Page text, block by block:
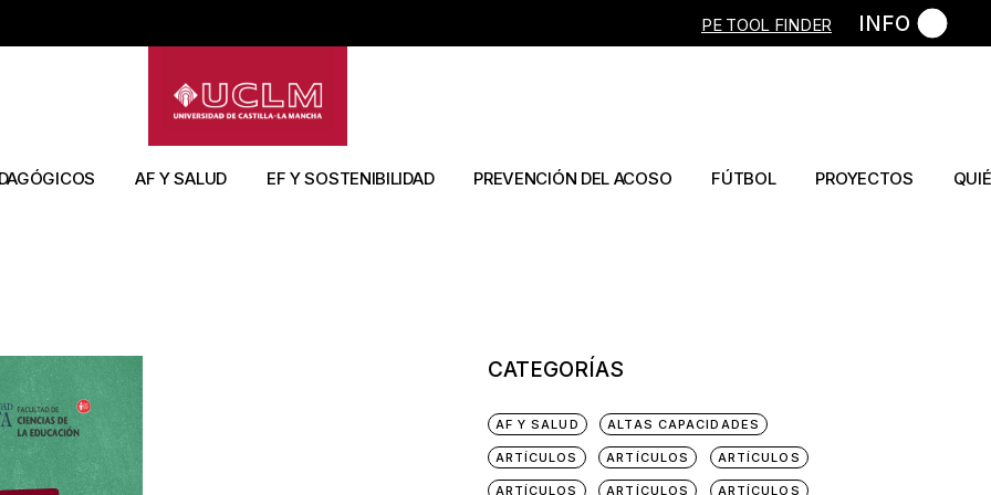
PE TOOL FINDER INFO
AF Y SALUD EF Y SOSTENIBILIDAD PREVENCIÓN DEL ACOSO FÚTBOL PROYECTOS
Libros
Capítulos Libros
Libros
CATEGORÍAS
AF Y SALUD ALTAS CAPACIDADES
ARTÍCULOS ARTÍCULOS ARTÍCULOS
ARTÍCULOS ARTÍCULOS ARTÍCULOS